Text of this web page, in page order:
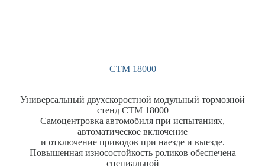
СТМ 18000
Универсальный двухскоростной модульный тормозной
стенд СТМ 18000
Самоцентровка автомобиля при испытаниях,
автоматическое включение
и отключение приводов при наезде и выезде.
Повышенная износостойкость роликов обеспечена
специальной